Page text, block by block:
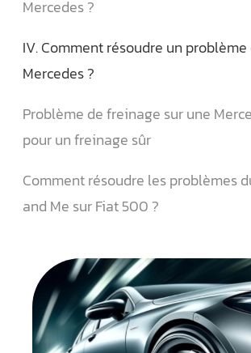
Mercedes ?
IV. Comment résoudre un problème
Mercedes ?
Problème de freinage sur une
pour un freinage sûr
Comment résoudre les problèmes
and Me sur Fiat 500 ?